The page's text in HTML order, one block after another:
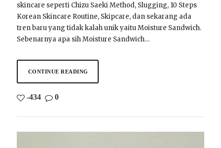
skincare seperti Chizu Saeki Method, Slugging, 10 Steps
Korean Skincare Routine, Skipcare, dan sekarang ada
tren baru yang tidak kalah unik yaitu Moisture Sandwich.
Sebenarnya apa sih Moisture Sandwich…
CONTINUE READING
-434 0